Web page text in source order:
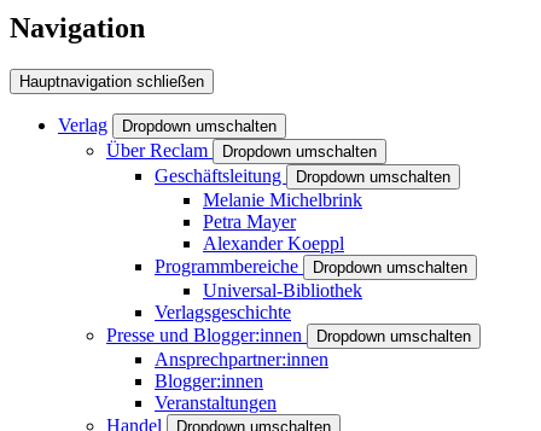
Navigation
Hauptnavigation schließen
Verlag Dropdown umschalten
Über Reclam Dropdown umschalten
Geschäftsleitung Dropdown umschalten
Melanie Michelbrink
Petra Mayer
Alexander Koeppl
Programmbereiche
Dropdown umschalten
Universal-Bibliothek
Verlagsgeschichte
Presse und Blogger:innen
Dropdown umschalten
Ansprechpartner:innen
Blogger:innen
Veranstaltungen
Handel
Dropdown umschalten